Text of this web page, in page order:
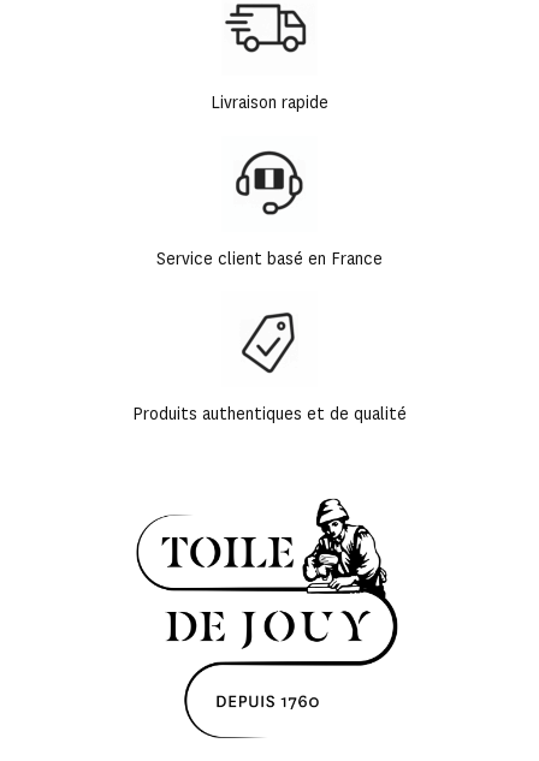
Livraison rapide
Service client basé en France
Produits authentiques et de qualité